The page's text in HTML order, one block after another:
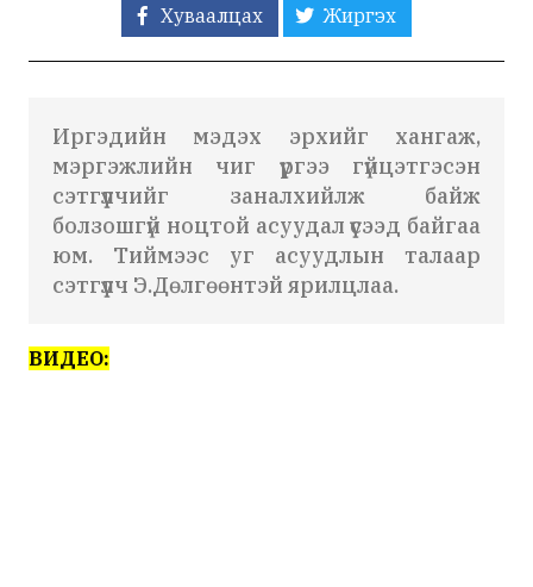
Хуваалцах Жиргэх
Иргэдийн мэдэх эрхийг хангаж,
мэргэжлийн чиг үүргээ гүйцэтгэсэн
сэтгүүлчийг заналхийлж байж
болзошгүй ноцтой асуудал үүсээд байгаа
юм. Тиймээс уг асуудлын талаар
сэтгүүлч Э.Дөлгөөнтэй ярилцлаа.
ВИДЕО: